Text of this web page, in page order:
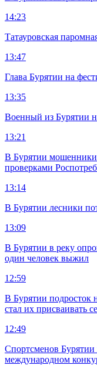
14:23
Татауровская
13:47
Глава Бурятии на
13:35
Военный из Бурятии
13:21
В Бурятии мошенники
проверками
13:14
В Бурятии лесники
13:09
В Бурятии в реку
один человек выжил
12:59
В Бурятии подросток
стал их присваивать
12:49
Спортсменов
международном